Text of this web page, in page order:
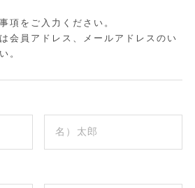
項をご入力ください。
会員アドレス、メールアドレスのい
。